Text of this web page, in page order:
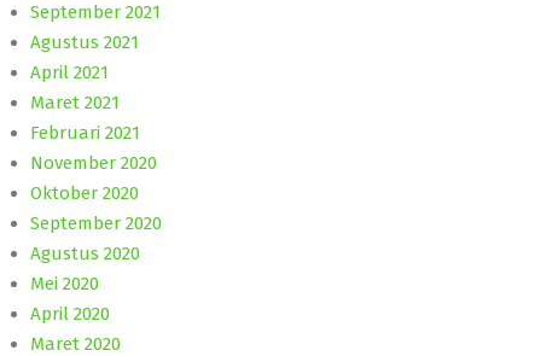
September 2021
Agustus 2021
April 2021
Maret 2021
Februari 2021
November 2020
Oktober 2020
September 2020
Agustus 2020
Mei 2020
April 2020
Maret 2020